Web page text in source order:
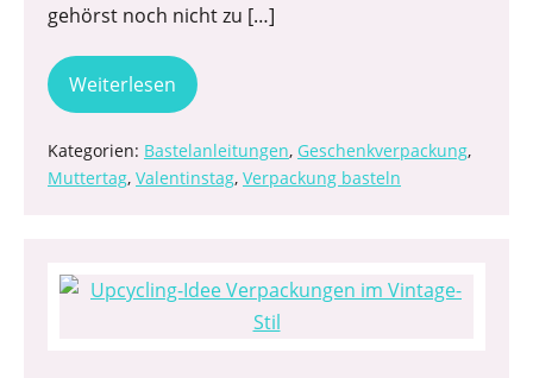
gehörst noch nicht zu […]
Weiterlesen
Kategorien: Bastelanleitungen, Geschenkverpackung,
Muttertag, Valentinstag, Verpackung basteln